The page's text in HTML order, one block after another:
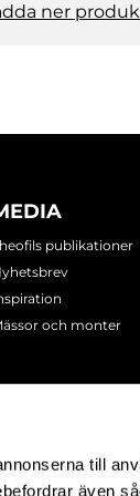
till
även
ner
publikationer
och monter